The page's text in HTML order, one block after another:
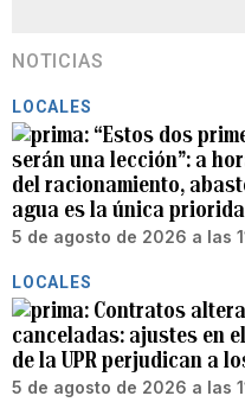
NOTICIAS
LOCALES
“Estos dos
serán una lección”: a
del racionamiento,
agua es la única
5 de agosto de 2026 a las
LOCALES
Contratos
canceladas: ajustes en
de la UPR perjudican a
5 de agosto de 2026 a las